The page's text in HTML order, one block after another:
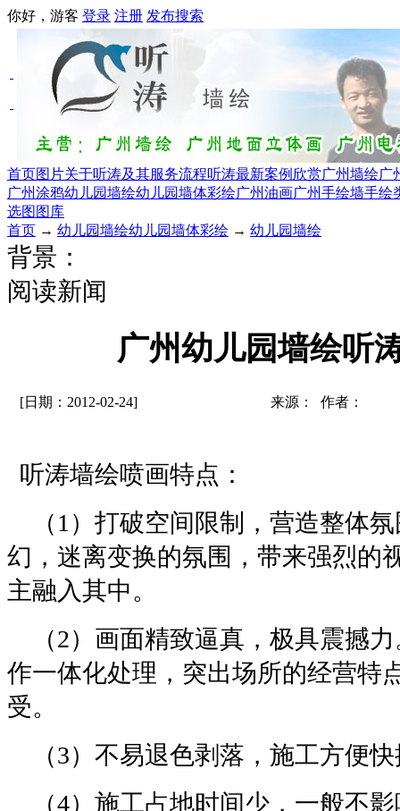
你好，游客 登录 注册 发布搜索
首页图片关于听涛及其服务流程听涛最新案例欣赏广州墙绘广
广州涂鸦幼儿园墙绘幼儿园墙体彩绘广州油画广州手绘墙手绘
选图图库
首页 → 幼儿园墙绘幼儿园墙体彩绘 → 幼儿园墙绘
背景：
阅读新闻
广州幼儿园墙绘听
[日期：2012-02-24] 来源： 作者：
听涛墙绘喷画特点：
（1）打破空间限制，营造整体氛
幻，迷离变换的氛围，带来强烈的
主融入其中。
（2）画面精致逼真，极具震撼力
作一体化处理，突出场所的经营特
受。
（3）不易退色剥落，施工方便快
（4）施工占地时间少，一般不